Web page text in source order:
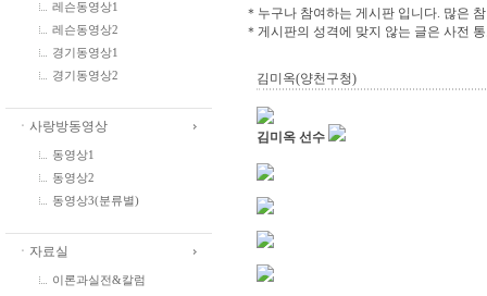
레슨동영상1
레슨동영상2
경기동영상1
경기동영상2
ㆍ사랑방동영상
동영상1
동영상2
동영상3(분류별)
ㆍ자료실
이론과실전&칼럼
＊누구나 참여하는 게시판 입니다. 많은
＊게시판의 성격에 맞지 않는 글은 사전
김미옥(양천구청)
김미옥 선수